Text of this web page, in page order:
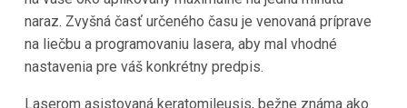
naraz. Zvyšná časť určeného času je venovaná príprave
na liečbu a programovaniu lasera, aby mal vhodné
nastavenia pre váš konkrétny predpis.
Laserom asistovaná keratomileusis, bežne známa ako